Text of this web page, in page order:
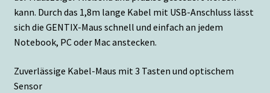
kann. Durch das 1,8m lange Kabel mit USB-Anschluss lässt
sich die GENTIX-Maus schnell und einfach an jedem
Notebook, PC oder Mac anstecken.
Zuverlässige Kabel-Maus mit 3 Tasten und optischem
Sensor